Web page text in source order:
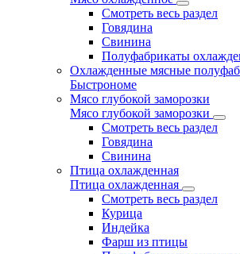
Смотреть весь раздел
Говядина
Свинина
Полуфабрикаты
Охлажденные мясные
Быстрономе
Мясо глубокой заморозки
Мясо глубокой заморозки
Смотреть весь раздел
Говядина
Свинина
Птица охлажденная
Птица охлажденная
Смотреть весь раздел
Курица
Индейка
Фарш из птицы